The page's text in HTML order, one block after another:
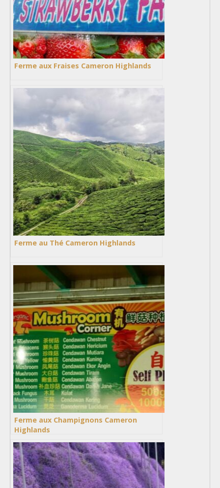
Ferme aux Fraises Cameron Highlands
Ferme au Thé Cameron Highlands
Ferme aux Champignons Cameron
Highlands